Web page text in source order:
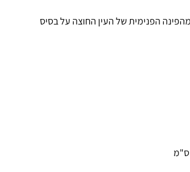
הפנימית של העין החוצה על בסיס